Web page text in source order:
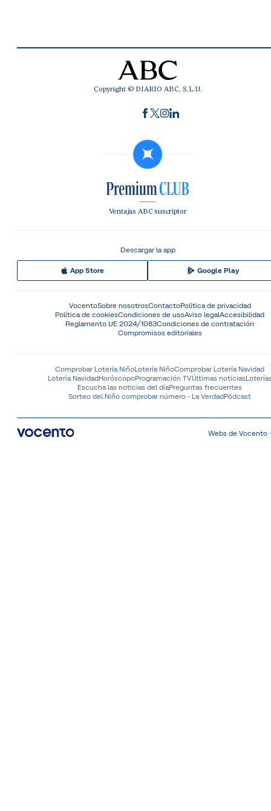
Copyright © DIARIO ABC, S.L.U.
Ventajas ABC suscriptor
Descargar la app
App Store Google Play
VocentoSobre nosotrosContactoPolítica de privacidad
Política de cookiesCondiciones de usoAviso legalAccesibilidad
Reglamento UE 2024/1083Condiciones de contratación
Compromisos editoriales
Comprobar Lotería NiñoLotería NiñoComprobar Lotería Navidad
Lotería NavidadHoróscopoProgramación TVÚltimas noticias
Escucha las noticias del díaPreguntas frecuentes
Sorteo del Niño comprobar número - La VerdadPódcast
Webs de Vocento